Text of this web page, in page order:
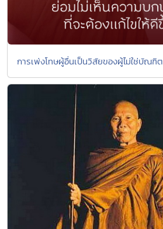
การเพ่งโทษผู้อื่นเป็นวิสัยของผู้ไม่ใช่บัณฑิต